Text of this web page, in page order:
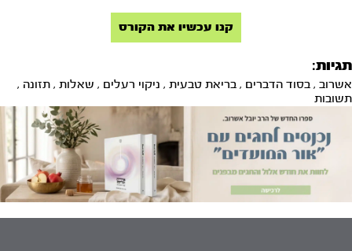
קנו עכשיו את הקורס
תגיות:
אשרוב , בסוד הדברים , בריאת טבעית , ניקוי רעלים , שאלות , תזונה ,
תשובות